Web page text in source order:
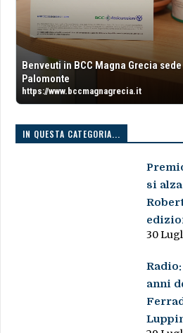
Benveuti in BCC Magna Grecia
Palomonte
https://www.bccmagnagrecia.it
IN QUESTA CATEGORIA...
si
30
anni